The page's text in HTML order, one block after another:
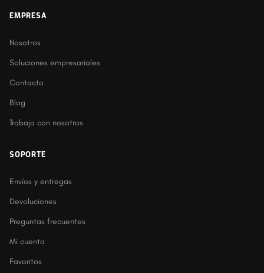
EMPRESA
Nosotros
Soluciones empresariales
Contacto
Blog
Trabaja con nosotros
SOPORTE
Envíos y entregas
Devoluciones
Preguntas frecuentes
Mi cuenta
Favoritos